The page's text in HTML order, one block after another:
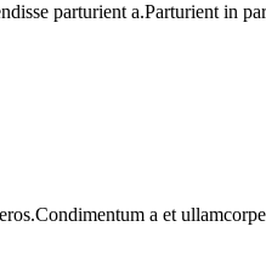
parturient a.Parturient in
a et